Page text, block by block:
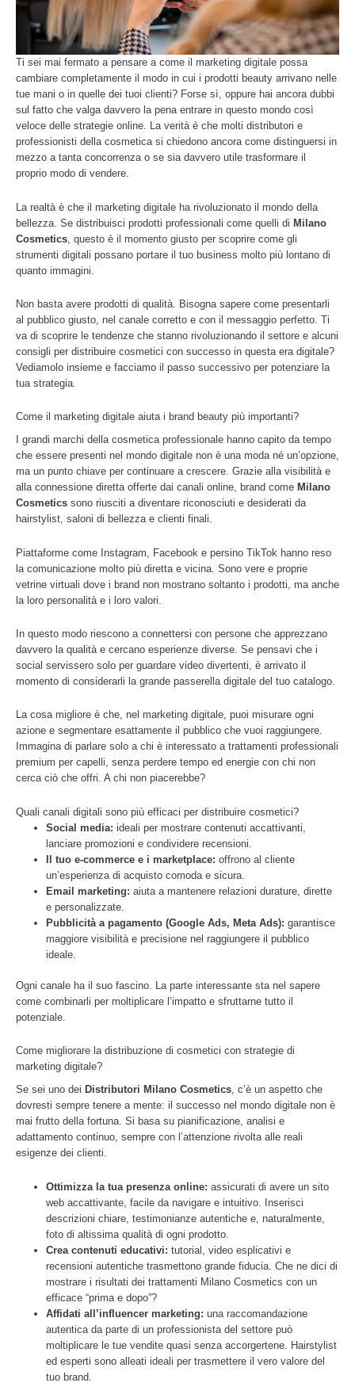
Ti sei mai fermato a pensare a come il marketing digitale possa
cambiare completamente il modo in cui i prodotti beauty arrivano nelle
tue mani o in quelle dei tuoi clienti? Forse sì, oppure hai ancora dubbi
sul fatto che valga davvero la pena entrare in questo mondo così
veloce delle strategie online. La verità è che molti distributori e
professionisti della cosmetica si chiedono ancora come distinguersi in
mezzo a tanta concorrenza o se sia davvero utile trasformare il
proprio modo di vendere.
La realtà è che il marketing digitale ha rivoluzionato il mondo della
bellezza. Se distribuisci prodotti professionali come quelli di Milano
Cosmetics , questo è il momento giusto per scoprire come gli
strumenti digitali possano portare il tuo business molto più lontano di
quanto immagini.
Non basta avere prodotti di qualità. Bisogna sapere come presentarli
al pubblico giusto, nel canale corretto e con il messaggio perfetto. Ti
va di scoprire le tendenze che stanno rivoluzionando il settore e alcuni
consigli per distribuire cosmetici con successo in questa era digitale?
Vediamolo insieme e facciamo il passo successivo per potenziare la
tua strategia.
Come il marketing digitale aiuta i brand beauty più importanti?
I grandi marchi della cosmetica professionale hanno capito da tempo
che essere presenti nel mondo digitale non è una moda né un’opzione,
ma un punto chiave per continuare a crescere. Grazie alla visibilità e
alla connessione diretta offerte dai canali online, brand come Milano
Cosmetics sono riusciti a diventare riconosciuti e desiderati da
hairstylist, saloni di bellezza e clienti finali.
Piattaforme come Instagram, Facebook e persino TikTok hanno reso
la comunicazione molto più diretta e vicina. Sono vere e proprie
vetrine virtuali dove i brand non mostrano soltanto i prodotti, ma anche
la loro personalità e i loro valori.
In questo modo riescono a connettersi con persone che apprezzano
davvero la qualità e cercano esperienze diverse. Se pensavi che i
social servissero solo per guardare video divertenti, è arrivato il
momento di considerarli la grande passerella digitale del tuo catalogo.
La cosa migliore è che, nel marketing digitale, puoi misurare ogni
azione e segmentare esattamente il pubblico che vuoi raggiungere.
Immagina di parlare solo a chi è interessato a trattamenti professionali
premium per capelli, senza perdere tempo ed energie con chi non
cerca ciò che offri. A chi non piacerebbe?
Quali canali digitali sono più efficaci per distribuire cosmetici?
Social media: ideali per mostrare contenuti accattivanti,
lanciare promozioni e condividere recensioni.
Il tuo e-commerce e i marketplace: offrono al cliente
un’esperienza di acquisto comoda e sicura.
Email marketing: aiuta a mantenere relazioni durature, dirette
e personalizzate.
Pubblicità a pagamento (Google Ads, Meta Ads): garantisce
maggiore visibilità e precisione nel raggiungere il pubblico
ideale.
Ogni canale ha il suo fascino. La parte interessante sta nel sapere
come combinarli per moltiplicare l’impatto e sfruttarne tutto il
potenziale.
Come migliorare la distribuzione di cosmetici con strategie di
marketing digitale?
Se sei uno dei Distributori Milano Cosmetics, c’è un aspetto che
dovresti sempre tenere a mente: il successo nel mondo digitale non è
mai frutto della fortuna. Si basa su pianificazione, analisi e
adattamento continuo, sempre con l’attenzione rivolta alle reali
esigenze dei clienti.
Ottimizza la tua presenza online: assicurati di avere un sito
web accattivante, facile da navigare e intuitivo. Inserisci
descrizioni chiare, testimonianze autentiche e, naturalmente,
foto di altissima qualità di ogni prodotto.
Crea contenuti educativi: tutorial, video esplicativi e
recensioni autentiche trasmettono grande fiducia. Che ne dici di
mostrare i risultati dei trattamenti Milano Cosmetics con un
efficace “prima e dopo”?
Affidati all’influencer marketing: una raccomandazione
autentica da parte di un professionista del settore può
moltiplicare le tue vendite quasi senza accorgertene. Hairstylist
ed esperti sono alleati ideali per trasmettere il vero valore del
tuo brand.